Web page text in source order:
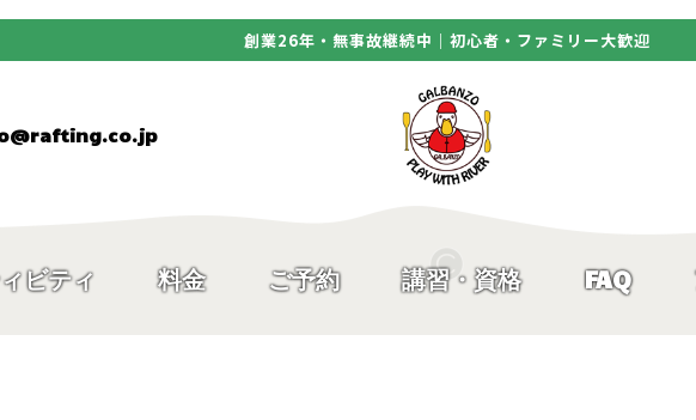
創業26年・無事故継続中｜初心者・ファミリー大歓迎
ビティ 料金 ご予約 講習・資格 FAQ